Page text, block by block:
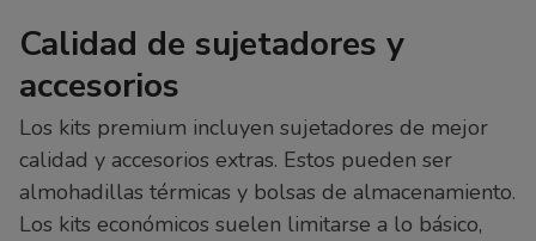
Calidad de sujetadores y
accesorios
Los kits premium incluyen sujetadores de mejor
calidad y accesorios extras. Estos pueden ser
almohadillas térmicas y bolsas de almacenamiento.
Los kits económicos suelen limitarse a lo básico,